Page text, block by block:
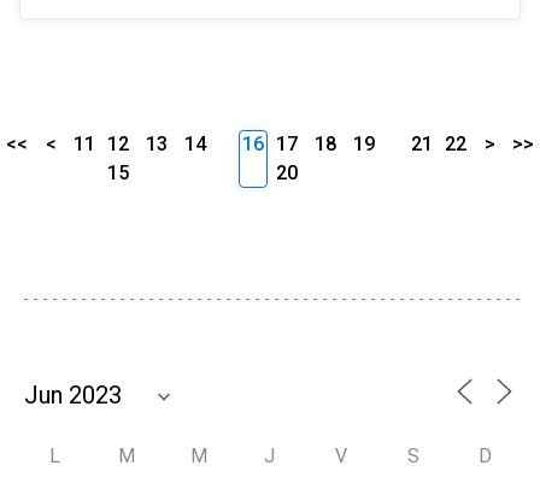
<< < 11 12 13
14
15
16 17 18
19
20
21 22 > >>
L M M J V S D